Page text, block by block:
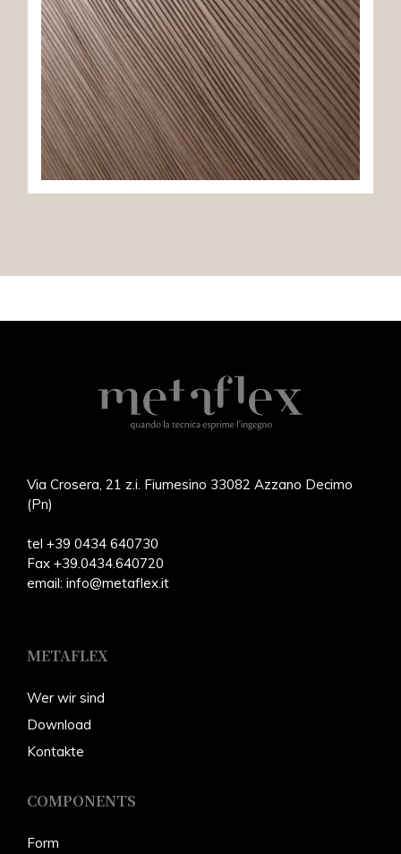
Via Crosera, 21 z.i. Fiumesino 33082 Azzano Decimo
(Pn)
tel +39 0434 640730
Fax +39.0434.640720
email: info@metaflex.it
METAFLEX
Wer wir sind
Download
Kontakte
COMPONENTS
Form